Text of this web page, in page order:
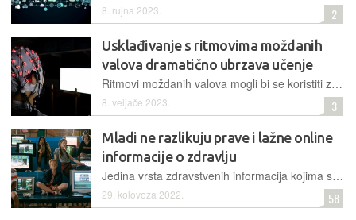
8. rujna 2023. 2
Usklađivanje s ritmovima moždanih
valova dramatično ubrzava učenje
Ritmovi moždanih valova mogli bi se koristiti za poboljšanje učenja kod djece koja teško zadržavaju pažnju, ali i za obuku pilota i kirurga
8. veljače 2023. 3
Mladi ne razlikuju prave i lažne online
informacije o zdravlju
Jedina vrsta zdravstvenih informacija kojima se vjeruje znatno manje od istinitih bile su one s clickbait naslovima
29. kolovoza 2022. 58